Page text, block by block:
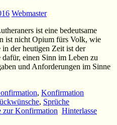
Webmaster
ist eine bedeutsame
ist nicht Opium fürs Volk, wie
der heutigen Zeit ist der
einen Sinn im Leben zu
und Anforderungen im Sinne
, Konfirmation
, Sprüche
zur Konfirmation Hinterlasse